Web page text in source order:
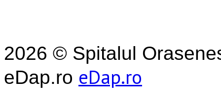
2026 © Spitalul
eDap.ro eDap.ro